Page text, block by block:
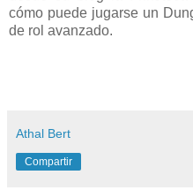
cómo puede jugarse un
de rol avanzado.
Athal Bert
Compartir